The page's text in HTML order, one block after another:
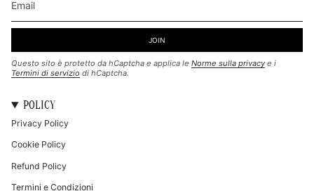
JOIN
Questo sito è protetto da hCaptcha e applica le Norme sulla privacy e i
Termini di servizio di hCaptcha.
POLICY
Privacy Policy
Cookie Policy
Refund Policy
Termini e Condizioni